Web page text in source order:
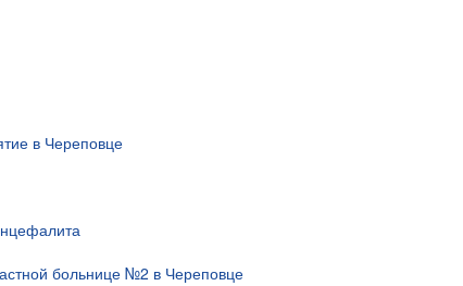
в Череповце
больнице №2 в Череповце